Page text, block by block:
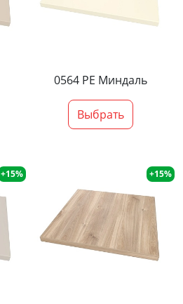
0564 PE Миндаль
Выбрать
+15% +15%